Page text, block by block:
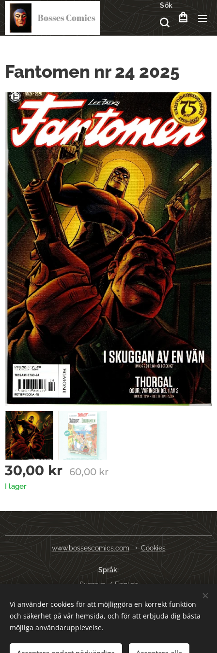
Bosses Comics
Sök
Fantomen nr 24 2025
30,00 kr 60,00kr
I lager
www.bossescomics.com Cookies
Språk
Svenska
English
Valutor
SEK kr
USD $ EUR € AUD $
Vi använder cookies för att möjliggöra en korrekt funktion
och säkerhet på vår hemsida, och för att erbjuda dig bästa
möjliga användarupplevelse.